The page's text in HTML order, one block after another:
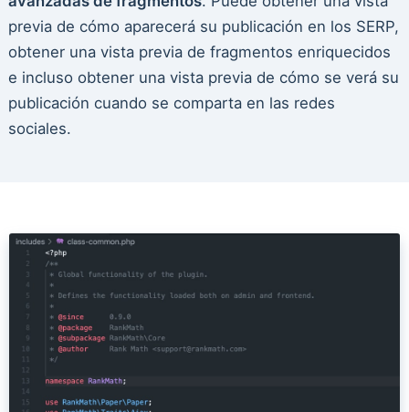
previa de cómo aparecerá su publicación en los SERP,
obtener una vista previa de fragmentos enriquecidos
e incluso obtener una vista previa de cómo se verá su
publicación cuando se comparta en las redes
sociales.